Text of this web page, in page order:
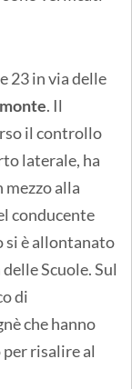
23 in via delle
. Il
il controllo
laterale, ha
alla
conducente
si è allontanato
Scuole. Sul
di
che hanno
risalire al